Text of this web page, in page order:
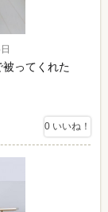
ってくれた
0 いいね！